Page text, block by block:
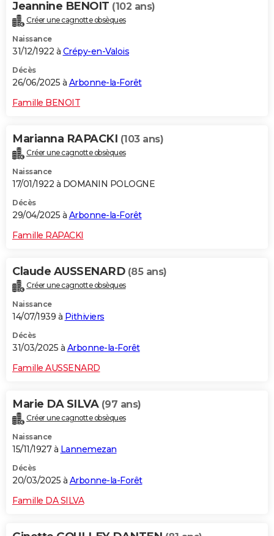
Jeannine BENOIT (102 ans)
Créer une cagnotte obsèques
Naissance
31/12/1922 à Crépy-en-Valois
Décès
26/06/2025 à Arbonne-la-Forêt
Famille BENOIT
Marianna RAPACKI (103 ans)
Créer une cagnotte obsèques
Naissance
17/01/1922 à DOMANIN POLOGNE
Décès
29/04/2025 à Arbonne-la-Forêt
Famille RAPACKI
Claude AUSSENARD (85 ans)
Créer une cagnotte obsèques
Naissance
14/07/1939 à Pithiviers
Décès
31/03/2025 à Arbonne-la-Forêt
Famille AUSSENARD
Marie DA SILVA (97 ans)
Créer une cagnotte obsèques
Naissance
15/11/1927 à Lannemezan
Décès
20/03/2025 à Arbonne-la-Forêt
Famille DA SILVA